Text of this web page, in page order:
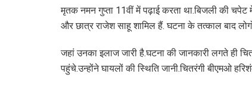
मृतक नमन गुप्ता 11वीं में पढ़ाई करता था.बिजली की चपेट
और छात्र राजेश साहू शामिल हैं. घटना के तत्काल बाद
जहां उनका इलाज जारी है.घटना की जानकारी लगते ही
पहुंचे.उन्होंने घायलों की स्थिति जानी.चितरंगी बीएमओ